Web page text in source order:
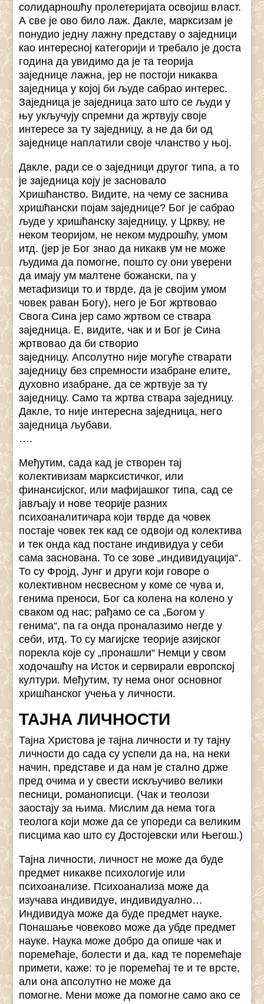
солидарношћу пролетеријата освојиш власт.
А све је ово било лаж. Дакле, марксизам је
понудио једну лажну представу о заједници
као интересној категорији и требало је доста
година да увидимо да је та теорија
заједнице лажна, јер не постоји никаква
заједница у којој би људе сабрао интерес.
Заједница је заједница зато што се људи у
њу укључују спремни да жртвују своје
интересе за ту заједницу, а не да би од
заједнице наплатили своје чланство у њој.
Дакле, ради се о заједници другог типа, а то
је заједница коју је засновало
Хришћанство. Видите, на чему се заснива
хришћански појам заједнице? Бог је сабрао
људе у хришћанску заједницу, у Цркву, не
неком теоријом, не неком мудрошћу, умом
итд. (јер је Бог знао да никакв ум не може
људима да помогне, пошто су они уверени
да имају ум малтене божански, па у
метафизици то и тврде, да је својим умом
човек раван Богу), него је Бог жртвовао
Свога Сина јер само жртвом се ствара
заједница. Е, видите, чак и и Бог је Сина
жртвовао да би створио
заједницу. Апсолутно није могуће стварати
заједницу без спремности изабране елите,
духовно изабране, да се жртвује за ту
заједницу. Само та жртва ствара заједницу.
Дакле, то није интересна заједница, него
заједница љубави.
….
Међутим, сада кад је створен тај
колективизам марксистичког, или
финансијског, или мафијашког типа, сад се
јављају и нове теорије разних
психоаналитичара који тврде да човек
постаје човек тек кад се одвоји од колектива
и тек онда кад постане индивидуа у себи
сама заснована. То се зове „индивидуација“.
То су Фројд, Јунг и други који говоре о
колективном несвесном у коме се чува и,
генима преноси, Бог са колена на колено у
сваком од нас; рађамо се са „Богом у
генима“, па га онда проналазимо негде у
себи, итд. То су магијске теорије азијског
порекла које су „пронашли“ Немци у свом
ходочашћу на Исток и сервирали европској
култури. Међутим, ту нема оног основног
хришћанског учења у личности.
ТАЈНА ЛИЧНОСТИ
Тајна Христова је тајна личности и ту тајну
личности до сада су успели да на, на неки
начин, представе и да нам је стално држе
пред очима и у свести искључиво велики
песници, романописци. (Чак и теолози
заостају за њима. Мислим да нема тога
теолога који може да се упореди са великим
писцима као што су Достојевски или Његош.)
Тајна личности, личност не може да буде
предмет никакве психологије или
психоанализе. Психоанализа може да
изучава индивидуе, индивидуално…
Индивидуа може да буде предмет науке.
Понашање човеково може да убде предмет
науке. Наука може добро да опише чак и
поремећаје, болести и да, кад те поремећаје
примети, каже: то је поремећај те и те врсте,
али она апсолутно не може да
помогне. Мени може да помогне само ако се